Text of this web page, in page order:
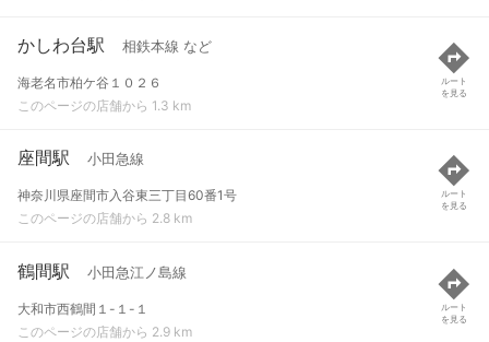
かしわ台駅 相鉄本線 など
海老名市柏ケ谷１０２６
このページの店舗から 1.3 km
ルート
を見る
座間駅 小田急線
神奈川県座間市入谷東三丁目60番1号
このページの店舗から 2.8 km
ルート
を見る
鶴間駅 小田急江ノ島線
大和市西鶴間１-１-１
このページの店舗から 2.9 km
ルート
を見る